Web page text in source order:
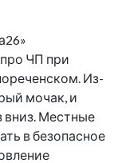
ЧП при
Из-
мочак, и
вниз. Местные
в безопасное